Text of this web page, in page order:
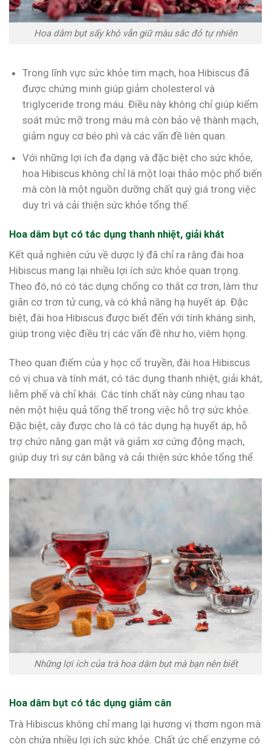
Hoa dâm bụt sấy khô vẫn giữ màu sắc đỏ tự nhiên
Trong lĩnh vực sức khỏe tim mạch, hoa Hibiscus đã
được chứng minh giúp giảm cholesterol và
triglyceride trong máu. Điều này không chỉ giúp kiểm
soát mức mỡ trong máu mà còn bảo vệ thành mạch,
giảm nguy cơ béo phì và các vấn đề liên quan.
Với những lợi ích đa dạng và đặc biệt cho sức khỏe,
hoa Hibiscus không chỉ là một loại thảo mộc phổ biến
mà còn là một nguồn dưỡng chất quý giá trong việc
duy trì và cải thiện sức khỏe tổng thể.
Hoa dâm bụt có tác dụng thanh nhiệt, giải khát
Kết quả nghiên cứu về dược lý đã chỉ ra rằng đài hoa
Hibiscus mang lại nhiều lợi ích sức khỏe quan trọng.
Theo đó, nó có tác dụng chống co thắt cơ trơn, làm thư
giãn cơ trơn tử cung, và có khả năng hạ huyết áp. Đặc
biệt, đài hoa Hibiscus được biết đến với tính kháng sinh,
giúp trong việc điều trị các vấn đề như ho, viêm họng.
Theo quan điểm của y học cổ truyền, đài hoa Hibiscus
có vị chua và tính mát, có tác dụng thanh nhiệt, giải khát,
liễm phế và chỉ khái. Các tính chất này cùng nhau tạo
nên một hiệu quả tổng thể trong việc hỗ trợ sức khỏe.
Đặc biệt, cây được cho là có tác dụng hạ huyết áp, hỗ
trợ chức năng gan mật và giảm xơ cứng động mạch,
giúp duy trì sự cân bằng và cải thiện sức khỏe tổng thể.
Những lợi ích của trà hoa dâm bụt mà bạn nên biết
Hoa dâm bụt có tác dụng giảm cân
Trà Hibiscus không chỉ mang lại hương vị thơm ngon mà
còn chứa nhiều lợi ích sức khỏe. Chất ức chế enzyme có